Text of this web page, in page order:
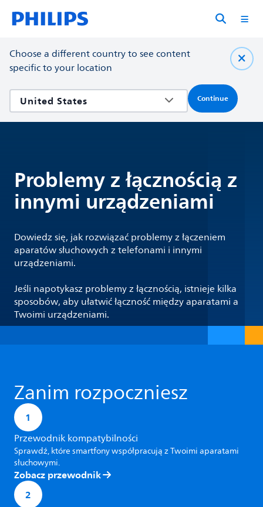
Choose a different country to see content
specific to your location
Continue
Problemy z łącznością z
innymi urządzeniami
Dowiedz się, jak rozwiązać problemy z łączeniem
aparatów słuchowych z telefonami i innymi
urządzeniami.
Jeśli napotykasz problemy z łącznością, istnieje kilka
sposobów, aby ułatwić łączność między aparatami a
Twoimi urządzeniami.
Zanim rozpoczniesz
1
Przewodnik kompatybilności
Sprawdź, które smartfony współpracują z Twoimi aparatami
słuchowymi.
Zobacz przewodnik
2